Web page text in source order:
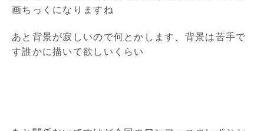
画ちっくになりますね
あと背景が寂しいので何とかします、背景は苦手で
す誰かに描いて欲しいくらい